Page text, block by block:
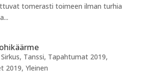
tomerasti toimeen ilman turhia
Sirkus, Tanssi, Tapahtumat 2019,
2019, Yleinen